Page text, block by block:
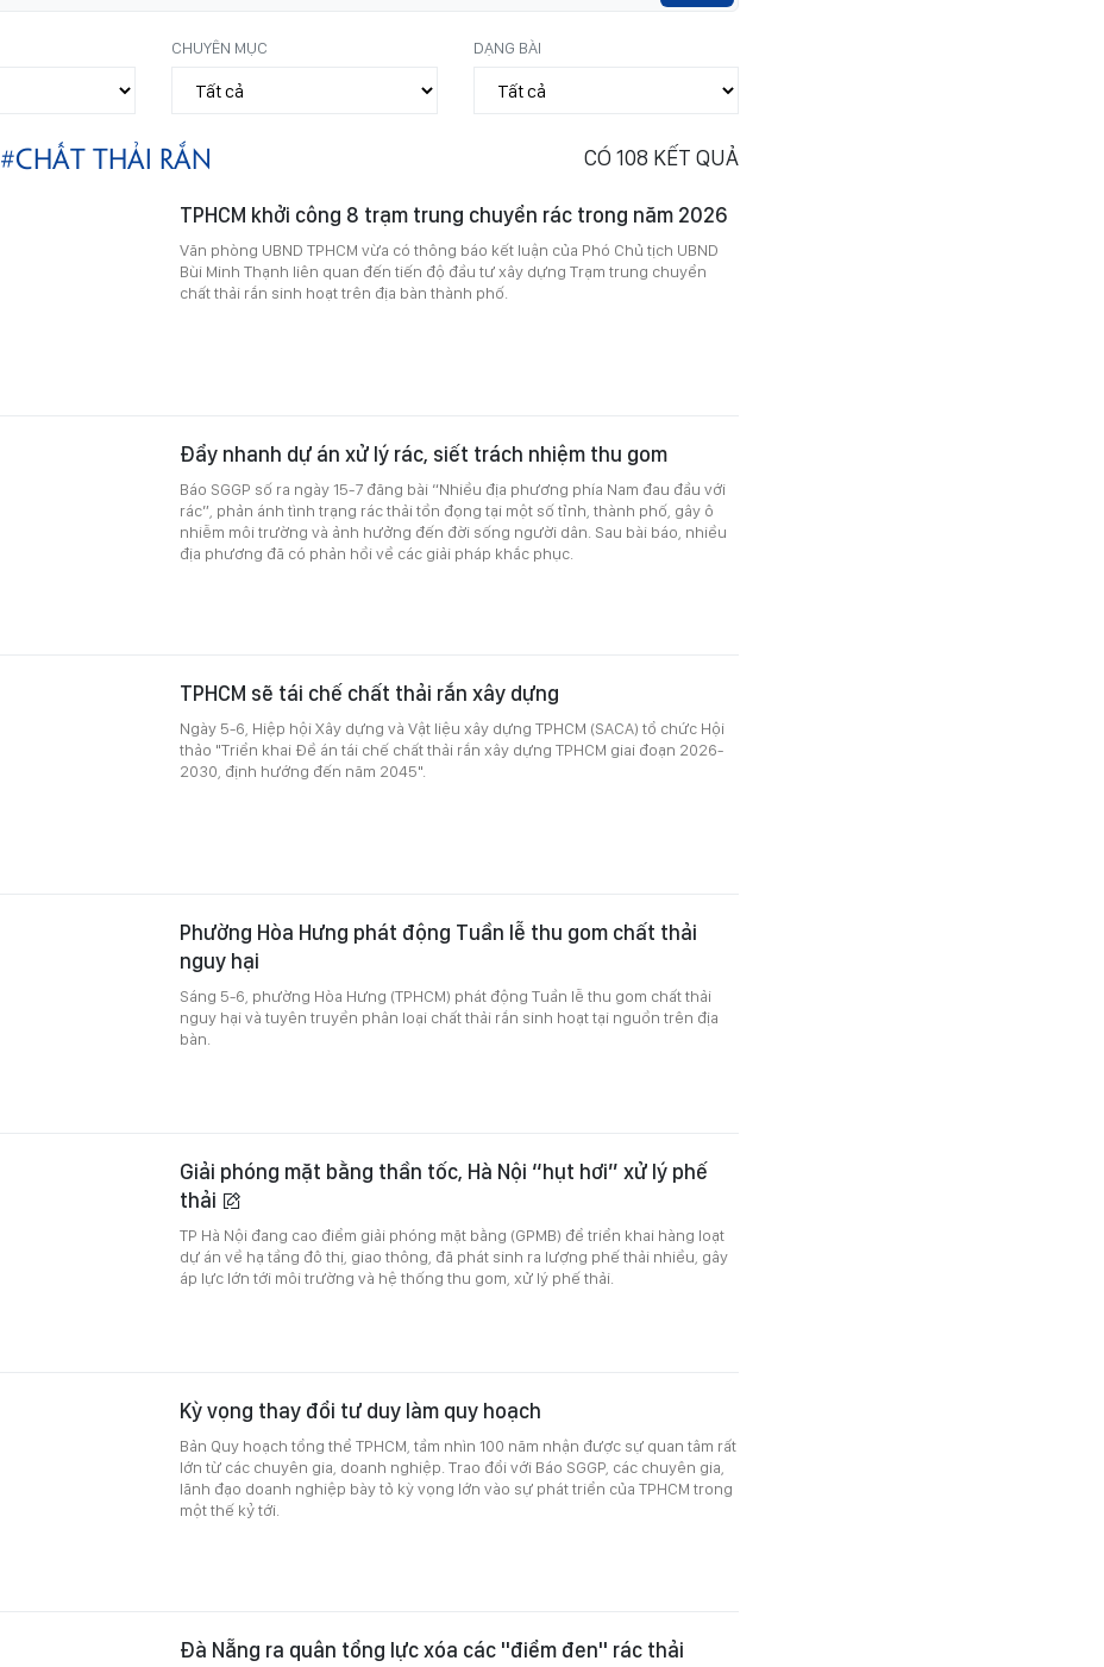
CHUYÊN MỤC DẠNG BÀI
#CHẤT THẢI RẮN CÓ 108 KẾT QUẢ
TPHCM khởi công 8 trạm trung chuyển rác trong năm 2026
Văn phòng UBND TPHCM vừa có thông báo kết luận của Phó Chủ tịch UBND
Bùi Minh Thạnh liên quan đến tiến độ đầu tư xây dựng Trạm trung chuyển
chất thải rắn sinh hoạt trên địa bàn thành phố.
Đẩy nhanh dự án xử lý rác, siết trách nhiệm thu gom
Báo SGGP số ra ngày 15-7 đăng bài “Nhiều địa phương phía Nam đau đầu với
rác”, phản ánh tình trạng rác thải tồn đọng tại một số tỉnh, thành phố, gây ô
nhiễm môi trường và ảnh hưởng đến đời sống người dân. Sau bài báo, nhiều
địa phương đã có phản hồi về các giải pháp khắc phục.
TPHCM sẽ tái chế chất thải rắn xây dựng
Ngày 5-6, Hiệp hội Xây dựng và Vật liệu xây dựng TPHCM (SACA) tổ chức Hội
thảo "Triển khai Đề án tái chế chất thải rắn xây dựng TPHCM giai đoạn 2026-
2030, định hướng đến năm 2045".
Phường Hòa Hưng phát động Tuần lễ thu gom chất thải
nguy hại
Sáng 5-6, phường Hòa Hưng (TPHCM) phát động Tuần lễ thu gom chất thải
nguy hại và tuyên truyền phân loại chất thải rắn sinh hoạt tại nguồn trên địa
bàn.
Giải phóng mặt bằng thần tốc, Hà Nội “hụt hơi” xử lý phế
thải
TP Hà Nội đang cao điểm giải phóng mặt bằng (GPMB) để triển khai hàng loạt
dự án về hạ tầng đô thị, giao thông, đã phát sinh ra lượng phế thải nhiều, gây
áp lực lớn tới môi trường và hệ thống thu gom, xử lý phế thải.
Kỳ vọng thay đổi tư duy làm quy hoạch
Bản Quy hoạch tổng thể TPHCM, tầm nhìn 100 năm nhận được sự quan tâm rất
lớn từ các chuyên gia, doanh nghiệp. Trao đổi với Báo SGGP, các chuyên gia,
lãnh đạo doanh nghiệp bày tỏ kỳ vọng lớn vào sự phát triển của TPHCM trong
một thế kỷ tới.
Đà Nẵng ra quân tổng lực xóa các "điểm đen" rác thải